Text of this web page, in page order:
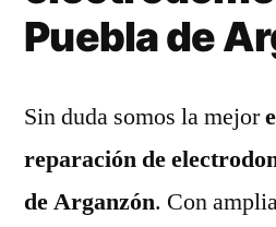
Puebla de
Sin duda somos la mejor
reparación de
de Arganzón. Con